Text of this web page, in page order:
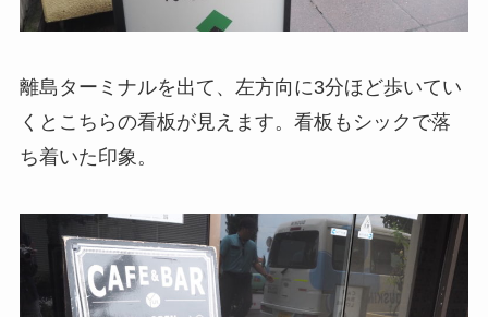
離島ターミナルを出て、左方向に3分ほど歩いてい
くとこちらの看板が見えます。看板もシックで落
ち着いた印象。